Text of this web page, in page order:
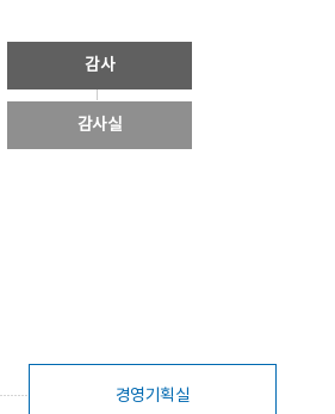
감사
감사실
경영기획실